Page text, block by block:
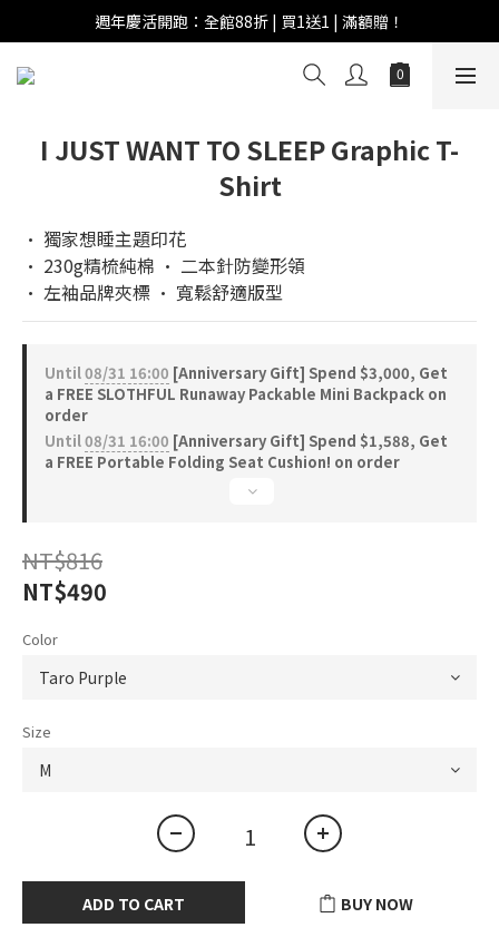
週年慶活開跑：全館88折 | 買1送1 | 滿額贈！
週年慶活開跑：全館88折 | 買1送1 | 滿額贈！
全館滿 $999 即享免運費！
I JUST WANT TO SLEEP Graphic T-
Shirt
• 獨家想睡主題印花
• 230g精梳純棉 • 二本針防變形領
• 左袖品牌夾標 • 寬鬆舒適版型
Until08/31 16:00 [Anniversary Gift] Spend $3,000, Get
a FREE SLOTHFUL Runaway Packable Mini Backpack on
order
Until08/31 16:00 [Anniversary Gift] Spend $1,588, Get
a FREE Portable Folding Seat Cushion! on order
NT$816
NT$490
Color
Size
ADD TO CART BUY NOW